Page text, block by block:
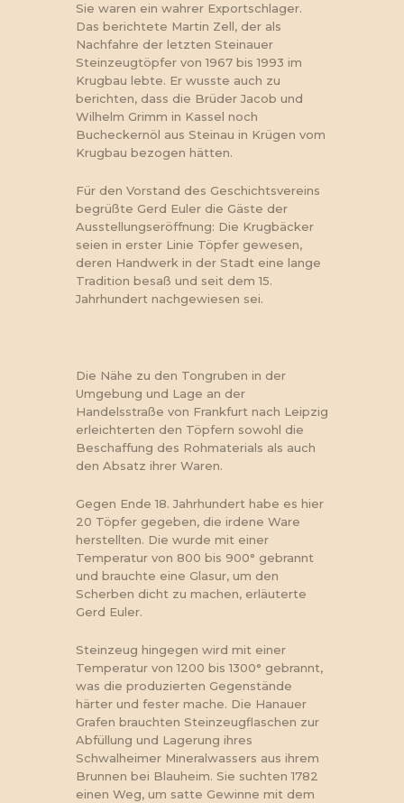
Sie waren ein wahrer Exportschlager.
Das berichtete Martin Zell, der als
Nachfahre der letzten Steinauer
Steinzeugtöpfer von 1967 bis 1993 im
Krugbau lebte. Er wusste auch zu
berichten, dass die Brüder Jacob und
Wilhelm Grimm in Kassel noch
Bucheckernöl aus Steinau in Krügen vom
Krugbau bezogen hätten.
Für den Vorstand des Geschichtsvereins
begrüßte Gerd Euler die Gäste der
Ausstellungseröffnung: Die Krugbäcker
seien in erster Linie Töpfer gewesen,
deren Handwerk in der Stadt eine lange
Tradition besaß und seit dem 15.
Jahrhundert nachgewiesen sei.
Die Nähe zu den Tongruben in der
Umgebung und Lage an der
Handelsstraße von Frankfurt nach Leipzig
erleichterten den Töpfern sowohl die
Beschaffung des Rohmaterials als auch
den Absatz ihrer Waren.
Gegen Ende 18. Jahrhundert habe es hier
20 Töpfer gegeben, die irdene Ware
herstellten. Die wurde mit einer
Temperatur von 800 bis 900° gebrannt
und brauchte eine Glasur, um den
Scherben dicht zu machen, erläuterte
Gerd Euler.
Steinzeug hingegen wird mit einer
Temperatur von 1200 bis 1300° gebrannt,
was die produzierten Gegenstände
härter und fester mache. Die Hanauer
Grafen brauchten Steinzeugflaschen zur
Abfüllung und Lagerung ihres
Schwalheimer Mineralwassers aus ihrem
Brunnen bei Blauheim. Sie suchten 1782
einen Weg, um satte Gewinne mit dem